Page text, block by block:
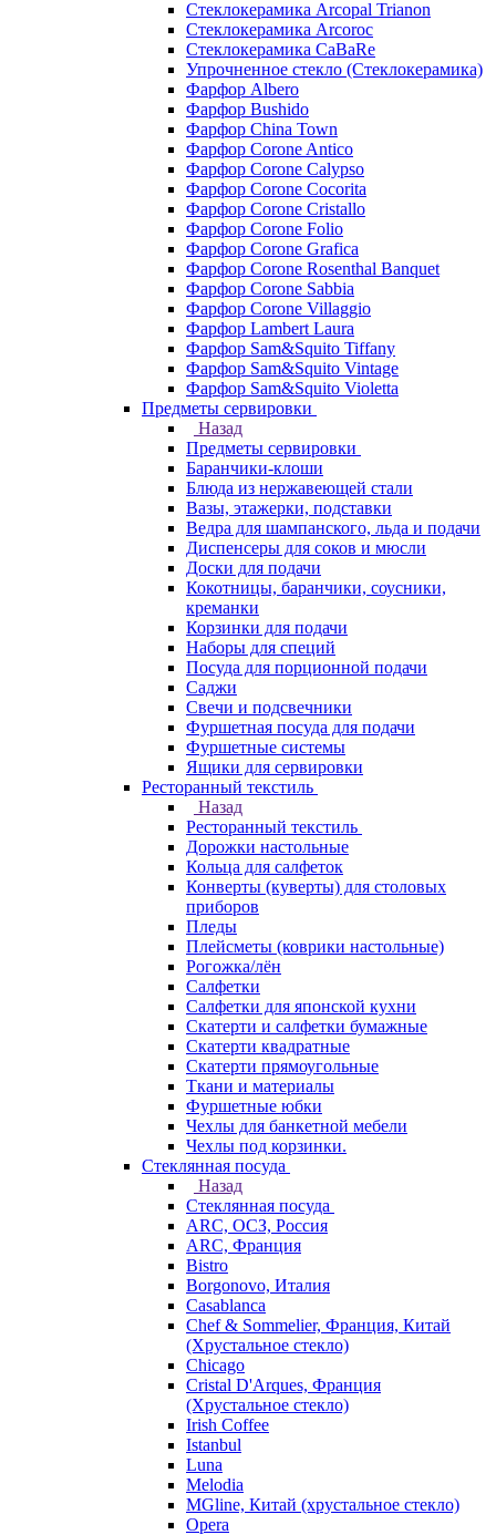
Стеклокерамика Arcopal Trianon
Стеклокерамика Arcoroc
Стеклокерамика CaBaRe
Упрочненное стекло (Стеклокерамика)
Фарфор Albero
Фарфор Bushido
Фарфор China Town
Фарфор Corone Antico
Фарфор Corone Calypso
Фарфор Corone Cocorita
Фарфор Corone Cristallo
Фарфор Corone Folio
Фарфор Corone Grafica
Фарфор Corone Rosenthal Banquet
Фарфор Corone Sabbia
Фарфор Corone Villaggio
Фарфор Lambert Laura
Фарфор Sam&Squito Tiffany
Фарфор Sam&Squito Vintage
Фарфор Sam&Squito Violetta
Предметы сервировки
Назад
Предметы сервировки
Баранчики-клоши
Блюда из нержавеющей стали
Вазы, этажерки, подставки
Ведра для шампанского, льда и подачи
Диспенсеры для соков и мюсли
Доски для подачи
Кокотницы, баранчики, соусники,
креманки
Корзинки для подачи
Наборы для специй
Посуда для порционной подачи
Саджи
Свечи и подсвечники
Фуршетная посуда для подачи
Фуршетные системы
Ящики для сервировки
Ресторанный текстиль
Назад
Ресторанный текстиль
Дорожки настольные
Кольца для салфеток
Конверты (куверты) для столовых
приборов
Пледы
Плейсметы (коврики настольные)
Рогожка/лён
Салфетки
Салфетки для японской кухни
Скатерти и салфетки бумажные
Скатерти квадратные
Скатерти прямоугольные
Ткани и материалы
Фуршетные юбки
Чехлы для банкетной мебели
Чехлы под корзинки.
Стеклянная посуда
Назад
Стеклянная посуда
ARC, ОСЗ, Россия
ARC, Франция
Bistro
Borgonovo, Италия
Casablanca
Chef & Sommelier, Франция, Китай
(Хрустальное стекло)
Chicago
Cristal D'Arques, Франция
(Хрустальное стекло)
Irish Coffee
Istanbul
Luna
Melodia
MGline, Китай (хрустальное стекло)
Opera